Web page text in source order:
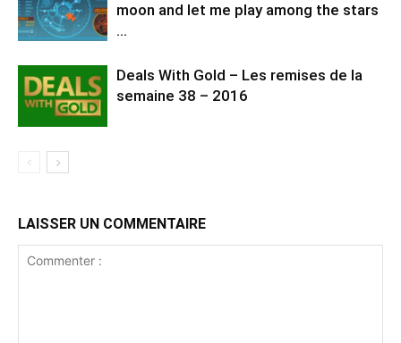
moon and let me play among the stars
…
Deals With Gold – Les remises de la
semaine 38 – 2016
LAISSER UN COMMENTAIRE